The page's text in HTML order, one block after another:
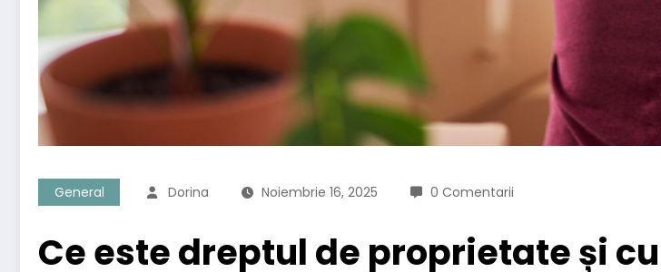
General Dorina Noiembrie 16, 2025 0 Comentarii
Ce este dreptul de proprietate și